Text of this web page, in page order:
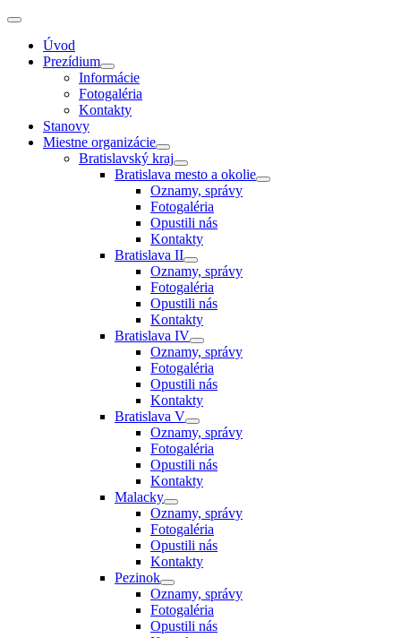
Úvod
Prezídium
Informácie
Fotogaléria
Kontakty
Stanovy
Miestne organizácie
Bratislavský kraj
Bratislava mesto a okolie
Oznamy, správy
Fotogaléria
Opustili nás
Kontakty
Bratislava II
Oznamy, správy
Fotogaléria
Opustili nás
Kontakty
Bratislava IV
Oznamy, správy
Fotogaléria
Opustili nás
Kontakty
Bratislava V
Oznamy, správy
Fotogaléria
Opustili nás
Kontakty
Malacky
Oznamy, správy
Fotogaléria
Opustili nás
Kontakty
Pezinok
Oznamy, správy
Fotogaléria
Opustili nás